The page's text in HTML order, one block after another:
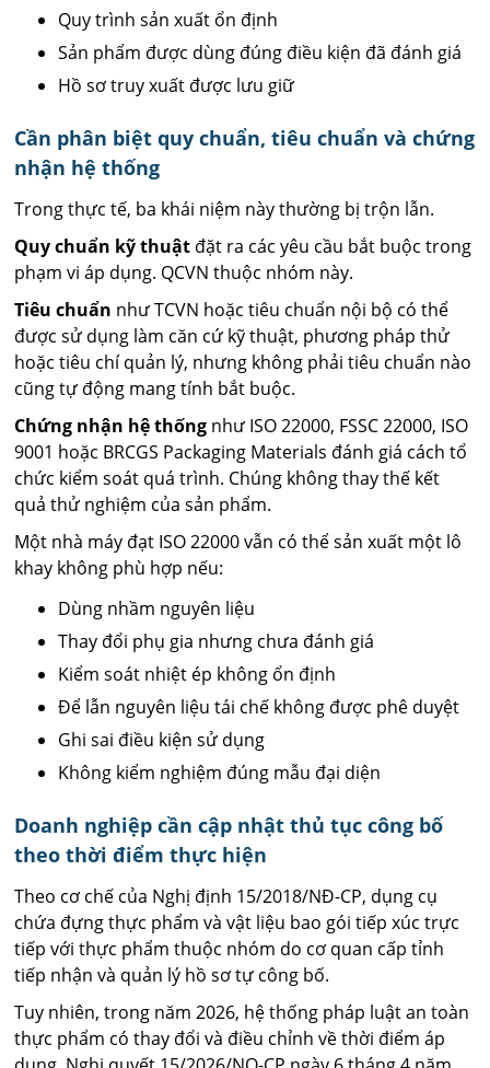
Quy trình sản xuất ổn định
Sản phẩm được dùng đúng điều kiện đã đánh giá
Hồ sơ truy xuất được lưu giữ
Cần phân biệt quy chuẩn, tiêu chuẩn và chứng
nhận hệ thống
Trong thực tế, ba khái niệm này thường bị trộn lẫn.
Quy chuẩn kỹ thuật đặt ra các yêu cầu bắt buộc trong
phạm vi áp dụng. QCVN thuộc nhóm này.
Tiêu chuẩn như TCVN hoặc tiêu chuẩn nội bộ có thể
được sử dụng làm căn cứ kỹ thuật, phương pháp thử
hoặc tiêu chí quản lý, nhưng không phải tiêu chuẩn nào
cũng tự động mang tính bắt buộc.
Chứng nhận hệ thống như ISO 22000, FSSC 22000, ISO
9001 hoặc BRCGS Packaging Materials đánh giá cách tổ
chức kiểm soát quá trình. Chúng không thay thế kết
quả thử nghiệm của sản phẩm.
Một nhà máy đạt ISO 22000 vẫn có thể sản xuất một lô
khay không phù hợp nếu:
Dùng nhầm nguyên liệu
Thay đổi phụ gia nhưng chưa đánh giá
Kiểm soát nhiệt ép không ổn định
Để lẫn nguyên liệu tái chế không được phê duyệt
Ghi sai điều kiện sử dụng
Không kiểm nghiệm đúng mẫu đại diện
Doanh nghiệp cần cập nhật thủ tục công bố
theo thời điểm thực hiện
Theo cơ chế của Nghị định 15/2018/NĐ-CP, dụng cụ
chứa đựng thực phẩm và vật liệu bao gói tiếp xúc trực
tiếp với thực phẩm thuộc nhóm do cơ quan cấp tỉnh
tiếp nhận và quản lý hồ sơ tự công bố.
Tuy nhiên, trong năm 2026, hệ thống pháp luật an toàn
thực phẩm có thay đổi và điều chỉnh về thời điểm áp